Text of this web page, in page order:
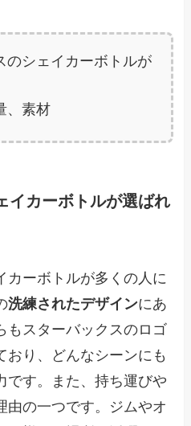
のシェイカーボトルが
、素材
イカーボトルが選ばれ
カーボトルが多くの人に
洗練されたデザインにあ
もスターバックスのロゴ
おり、どんなシーンにも
です。また、持ち運びや
由の一つです。ジムやオ